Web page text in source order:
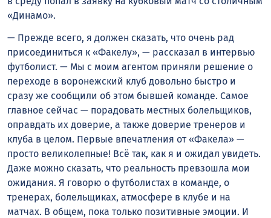
«Динамо».
— Прежде всего, я должен сказать, что очень рад
присоединиться к «Факелу», — рассказал в интервью
футболист. — Мы с моим агентом приняли решение о
переходе в воронежский клуб довольно быстро и
сразу же сообщили об этом бывшей команде. Самое
главное сейчас — порадовать местных болельщиков,
оправдать их доверие, а также доверие тренеров и
клуба в целом. Первые впечатления от «Факела» —
просто великолепные! Всё так, как я и ожидал увидеть.
Даже можно сказать, что реальность превзошла мои
ожидания. Я говорю о футболистах в команде, о
тренерах, болельщиках, атмосфере в клубе и на
матчах. В общем, пока только позитивные эмоции. И